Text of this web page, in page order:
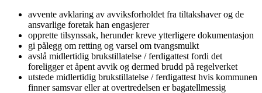
avvente avklaring av avviksforholdet fra tiltakshaver og de
ansvarlige foretak han engasjerer
opprette tilsynssak, herunder kreve ytterligere dokumentasjon
gi pålegg om retting og varsel om tvangsmulkt
avslå midlertidig brukstillatelse / ferdigattest fordi det
foreligger et åpent avvik og dermed brudd på regelverket
utstede midlertidig brukstillatelse / ferdigattest hvis kommunen
finner samsvar eller at overtredelsen er bagatellmessig